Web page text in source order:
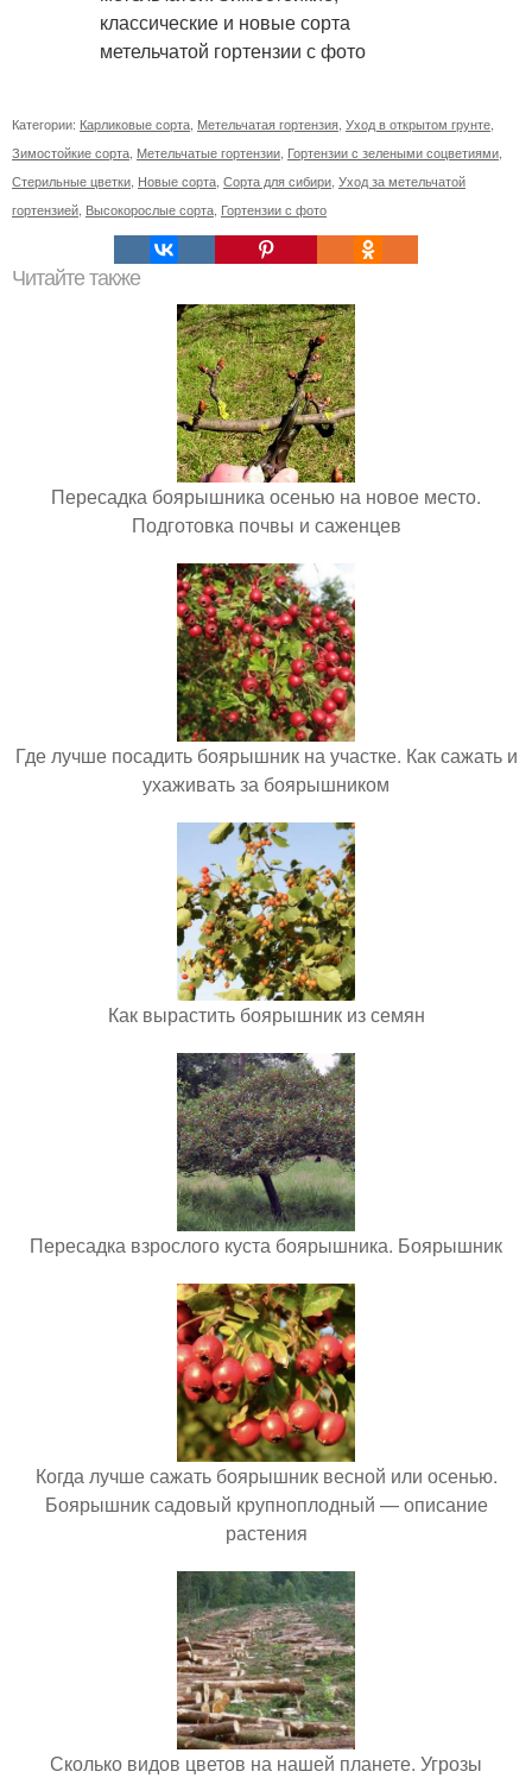
Категории: Карликовые сорта Метельчатая гортензия Уход в открытом грунте
Зимостойкие сорта Метельчатые гортензии Гортензии с зелеными соцветиями
Стерильные цветки Новые сорта Сорта для сибири Уход за метельчатой
гортензией Высокорослые сорта Гортензии с фото
Читайте также
Пересадка боярышника осенью на новое место.
Подготовка почвы и саженцев
Где лучше посадить боярышник на участке. Как сажать и
ухаживать за боярышником
Как вырастить боярышник из семян
Пересадка взрослого куста боярышника. Боярышник
Когда лучше сажать боярышник весной или осенью.
Боярышник садовый крупноплодный — описание
растения
Сколько видов цветов на нашей планете. Угрозы